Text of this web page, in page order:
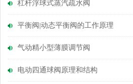
杠杆浮球式蒸汽疏水阀
平衡阀|动态平衡阀的工作原理
气动精小型薄膜调节阀
电动四通球阀原理和结构